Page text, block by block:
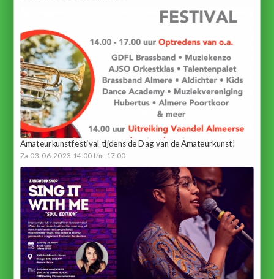
Amateurkunstfestival tijdens de Dag van de Amateurkunst!
Za 03-06-2023 14:00 t/m 17:00